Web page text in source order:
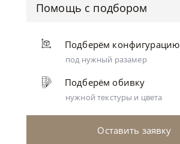
Помощь с подбором
Подберём конфигурацию
под нужный разамер
Подберём обивку
нужной текстуры и цвета
Оставить заявку